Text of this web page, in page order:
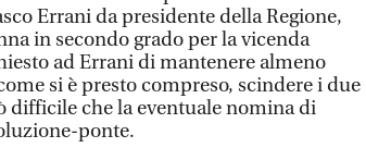
Errani da presidente della Regione,
in secondo grado per la vicenda
ad Errani di mantenere almeno
si è presto compreso, scindere i due
difficile che la eventuale nomina di
ponte.